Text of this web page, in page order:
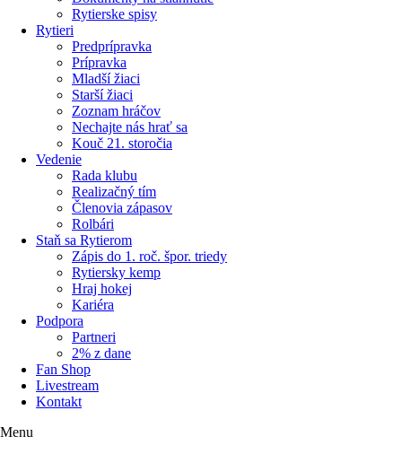
Rytierske spisy
Rytieri
Predprípravka
Prípravka
Mladší žiaci
Starší žiaci
Zoznam hráčov
Nechajte nás hrať sa
Kouč 21. storočia
Vedenie
Rada klubu
Realizačný tím
Členovia zápasov
Rolbári
Staň sa Rytierom
Zápis do 1. roč. špor. triedy
Rytiersky kemp
Hraj hokej
Kariéra
Podpora
Partneri
2% z dane
Fan Shop
Livestream
Kontakt
Menu